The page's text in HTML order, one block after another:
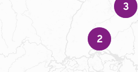
2
3